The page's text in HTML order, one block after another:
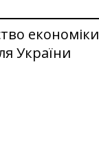
економіки
України